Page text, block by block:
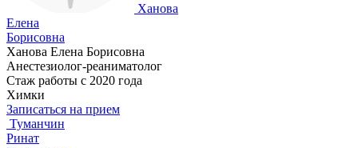
Ханова
Елена
Борисовна
Ханова Елена Борисовна
Анестезиолог-реаниматолог
Стаж работы с 2020 года
Химки
Записаться на прием
Туманчин
Ринат